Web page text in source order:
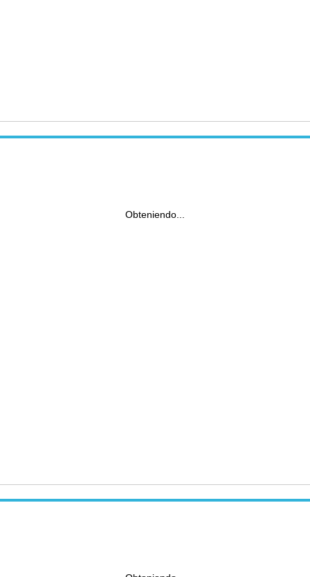
Obteniendo...